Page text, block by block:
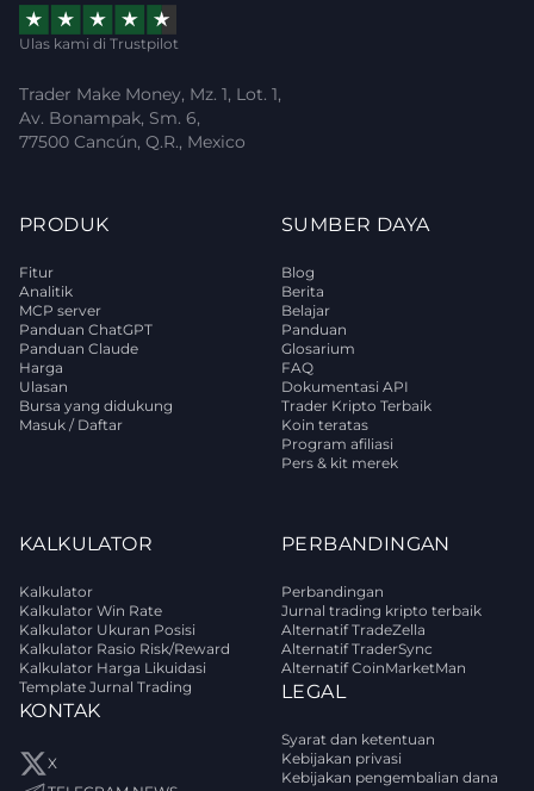
Ulas kami di Trustpilot
Trader Make Money, Mz. 1, Lot. 1,
Av. Bonampak, Sm. 6,
77500 Cancún, Q.R., Mexico
PRODUK
Fitur
Analitik
MCP server
Panduan ChatGPT
Panduan Claude
Harga
Ulasan
Bursa yang didukung
Masuk / Daftar
SUMBER DAYA
Blog
Berita
Belajar
Panduan
Glosarium
FAQ
Dokumentasi API
Trader Kripto Terbaik
Koin teratas
Program afiliasi
Pers & kit merek
KALKULATOR
Kalkulator
Kalkulator Win Rate
Kalkulator Ukuran Posisi
Kalkulator Rasio Risk/Reward
Kalkulator Harga Likuidasi
Template Jurnal Trading
KONTAK
X
PERBANDINGAN
Perbandingan
Jurnal trading kripto terbaik
Alternatif TradeZella
Alternatif TraderSync
Alternatif CoinMarketMan
LEGAL
Syarat dan ketentuan
Kebijakan privasi
Kebijakan pengembalian dana